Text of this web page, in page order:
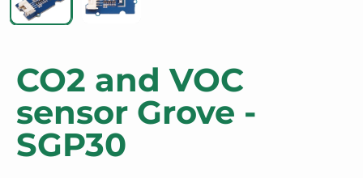
CO2 and VOC
sensor Grove -
SGP30